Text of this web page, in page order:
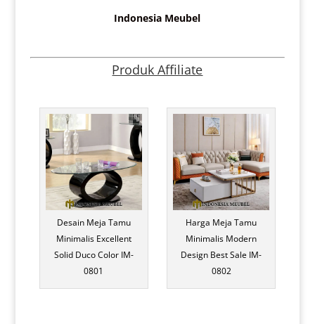
Indonesia Meubel
Produk Affiliate
Desain Meja Tamu
Minimalis Excellent
Solid Duco Color IM-
0801
Harga Meja Tamu
Minimalis Modern
Design Best Sale IM-
0802